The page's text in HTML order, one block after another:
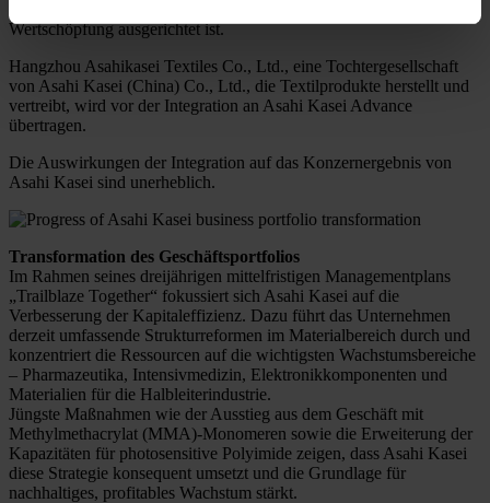
Wertschöpfung ausgerichtet ist.
Hangzhou Asahikasei Textiles Co., Ltd., eine Tochtergesellschaft
von Asahi Kasei (China) Co., Ltd., die Textilprodukte herstellt und
vertreibt, wird vor der Integration an Asahi Kasei Advance
übertragen.
Die Auswirkungen der Integration auf das Konzernergebnis von
Asahi Kasei sind unerheblich.
Transformation des Geschäftsportfolios
Im Rahmen seines dreijährigen mittelfristigen Managementplans
„Trailblaze Together“ fokussiert sich Asahi Kasei auf die
Verbesserung der Kapitaleffizienz. Dazu führt das Unternehmen
derzeit umfassende Strukturreformen im Materialbereich durch und
konzentriert die Ressourcen auf die wichtigsten Wachstumsbereiche
– Pharmazeutika, Intensivmedizin, Elektronikkomponenten und
Materialien für die Halbleiterindustrie.
Jüngste Maßnahmen wie der Ausstieg aus dem Geschäft mit
Methylmethacrylat (MMA)-Monomeren sowie die Erweiterung der
Kapazitäten für photosensitive Polyimide zeigen, dass Asahi Kasei
diese Strategie konsequent umsetzt und die Grundlage für
nachhaltiges, profitables Wachstum stärkt.